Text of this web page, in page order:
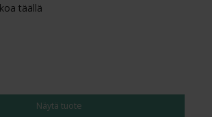
täällä
Näytä tuote